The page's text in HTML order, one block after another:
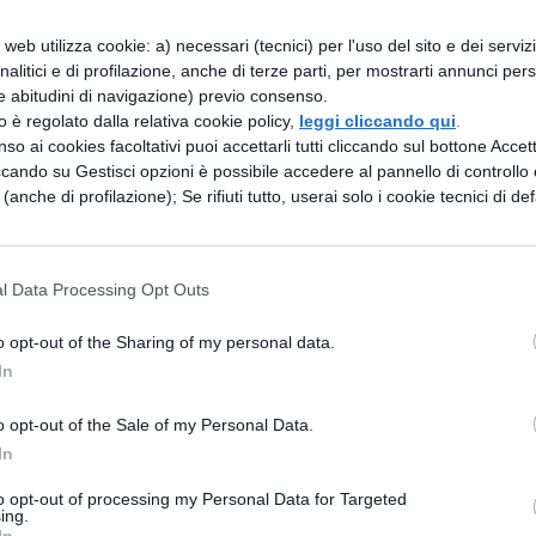
utilizza cookie: a) necessari (tecnici) per l'uso del sito e dei
e di profilazione, anche di terze parti, per mostrarti annunci
abitudini di navigazione) previo consenso.
è regolato dalla relativa cookie policy, leggi cliccando qui
ai cookies facoltativi puoi accettarli tutti cliccando sul bottone
su Gestisci opzioni è possibile accedere al pannello di controllo
di profilazione); Se rifiuti tutto, userai solo i cookie tecnici di
Data Processing Opt Outs
opt-out of the Sharing of my personal data.
opt-out of the Sale of my Personal Data.
opt-out of processing my Personal Data for Targeted
offerti dai social. Il suo primo tweet
che vide protagonista Information Age
Corona (@BritishMonarchy) conta 2 milioni di
Pagina Facebook.
al futuro social media manager della casa
urlerà un